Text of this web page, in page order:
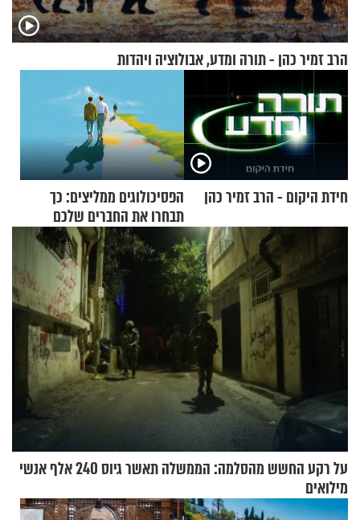
הרב זמיר כהן - תורה ומדע, אבולוציה ויהדות
חידת היקום - הרב זמיר כהן
הפסיכולוגים ממליצים: כך
תבחרו את החברים שלכם
בחיים
על רקע החשש מהסלמה: הממשלה תאשר גיוס 240 אלף אנשי
מילואים